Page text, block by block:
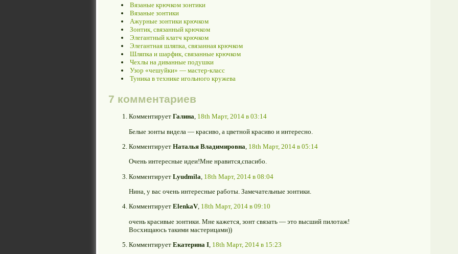
Вязаные крючком зонтики
Вязаные зонтики
Ажурные зонтики крючком
Зонтик, связанный крючком
Элегантный клатч крючком
Элегантная шляпка, связанная крючком
Шляпка и шарфик, связанные крючком
Чехлы на диванные подушки
Узор «чешуйки» — мастер-класс
Туника в технике игольного кружева
7 комментариев
Комментирует Галина, 18th Март, 2014 в 03:14
Белые зонты видела — красиво, а цветной красиво и интересно.
Комментирует Наталья Владимировна 18th Март, 2014 в 05:14
Очень интересные идеи!Мне нравится,спасибо.
Комментирует Lyudmila 18th Март, 2014 в 08:04
Нина, у вас очень интересные работы. Замечательные зонтики.
Комментирует ElenkaV, 18th Март, 2014 в 09:10
очень красивые зонтики. Мне кажется, зонт связать — это высший пилотаж!
Восхищаюсь такими мастерицами))
Комментирует Екатерина I 18th Март, 2014 в 15:23